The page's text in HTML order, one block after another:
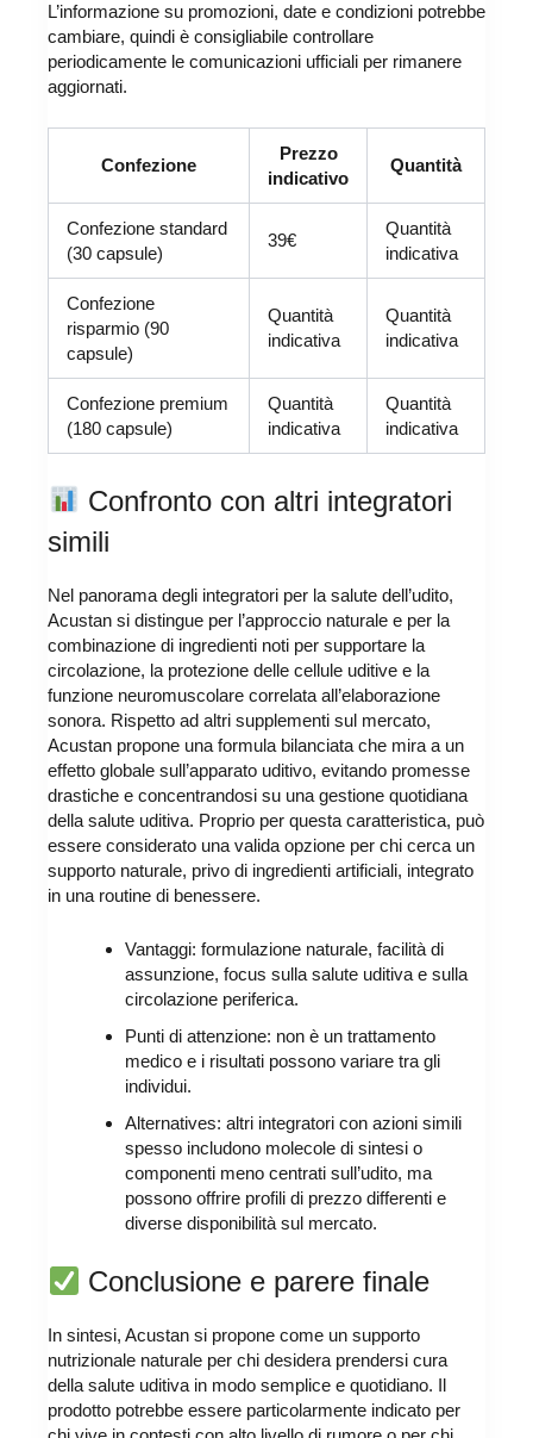
L’informazione su promozioni, date e condizioni potrebbe
cambiare, quindi è consigliabile controllare
periodicamente le comunicazioni ufficiali per rimanere
aggiornati.
Confezione
Prezzo
indicativo
Quantità
Confezione standard
(30 capsule)
39€
Quantità
indicativa
Confezione
risparmio (90
capsule)
Quantità
indicativa
Quantità
indicativa
Confezione premium
(180 capsule)
Quantità
indicativa
Quantità
indicativa
Confronto con altri integratori
simili
Nel panorama degli integratori per la salute dell’udito,
Acustan si distingue per l’approccio naturale e per la
combinazione di ingredienti noti per supportare la
circolazione, la protezione delle cellule uditive e la
funzione neuromuscolare correlata all’elaborazione
sonora. Rispetto ad altri supplementi sul mercato,
Acustan propone una formula bilanciata che mira a un
effetto globale sull’apparato uditivo, evitando promesse
drastiche e concentrandosi su una gestione quotidiana
della salute uditiva. Proprio per questa caratteristica, può
essere considerato una valida opzione per chi cerca un
supporto naturale, privo di ingredienti artificiali, integrato
in una routine di benessere.
Vantaggi: formulazione naturale, facilità di
assunzione, focus sulla salute uditiva e sulla
circolazione periferica.
Punti di attenzione: non è un trattamento
medico e i risultati possono variare tra gli
individui.
Alternatives: altri integratori con azioni simili
spesso includono molecole di sintesi o
componenti meno centrati sull’udito, ma
possono offrire profili di prezzo differenti e
diverse disponibilità sul mercato.
Conclusione e parere finale
In sintesi, Acustan si propone come un supporto
nutrizionale naturale per chi desidera prendersi cura
della salute uditiva in modo semplice e quotidiano. Il
prodotto potrebbe essere particolarmente indicato per